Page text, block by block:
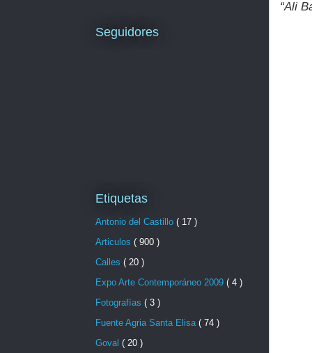
“Ali
Seguidores
Etiquetas
Antonio del Castillo ( 17 )
Articulos ( 900 )
Calles ( 20 )
Expo Arte Contemporáneo 2009 ( 4 )
Fotografías ( 3 )
Fuente Agria Santa Elisa ( 74 )
Goval ( 20 )